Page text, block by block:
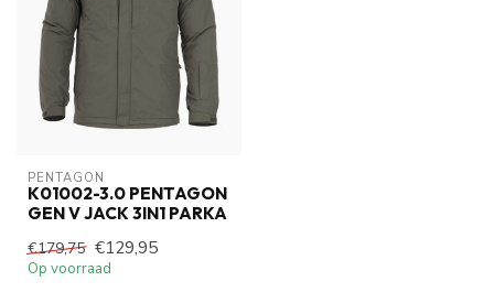
PENTAGON
K01002-3.0 PENTAGON
GEN V JACK 3IN1 PARKA
€179,75 €129,95
Op voorraad